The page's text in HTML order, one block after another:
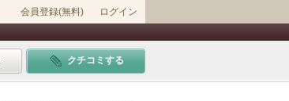
会員登録(無料) ログイン
クチコミする